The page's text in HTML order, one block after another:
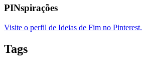
PINspirações
Visite o perfil de Ideias de Fim no Pinterest.
Tags